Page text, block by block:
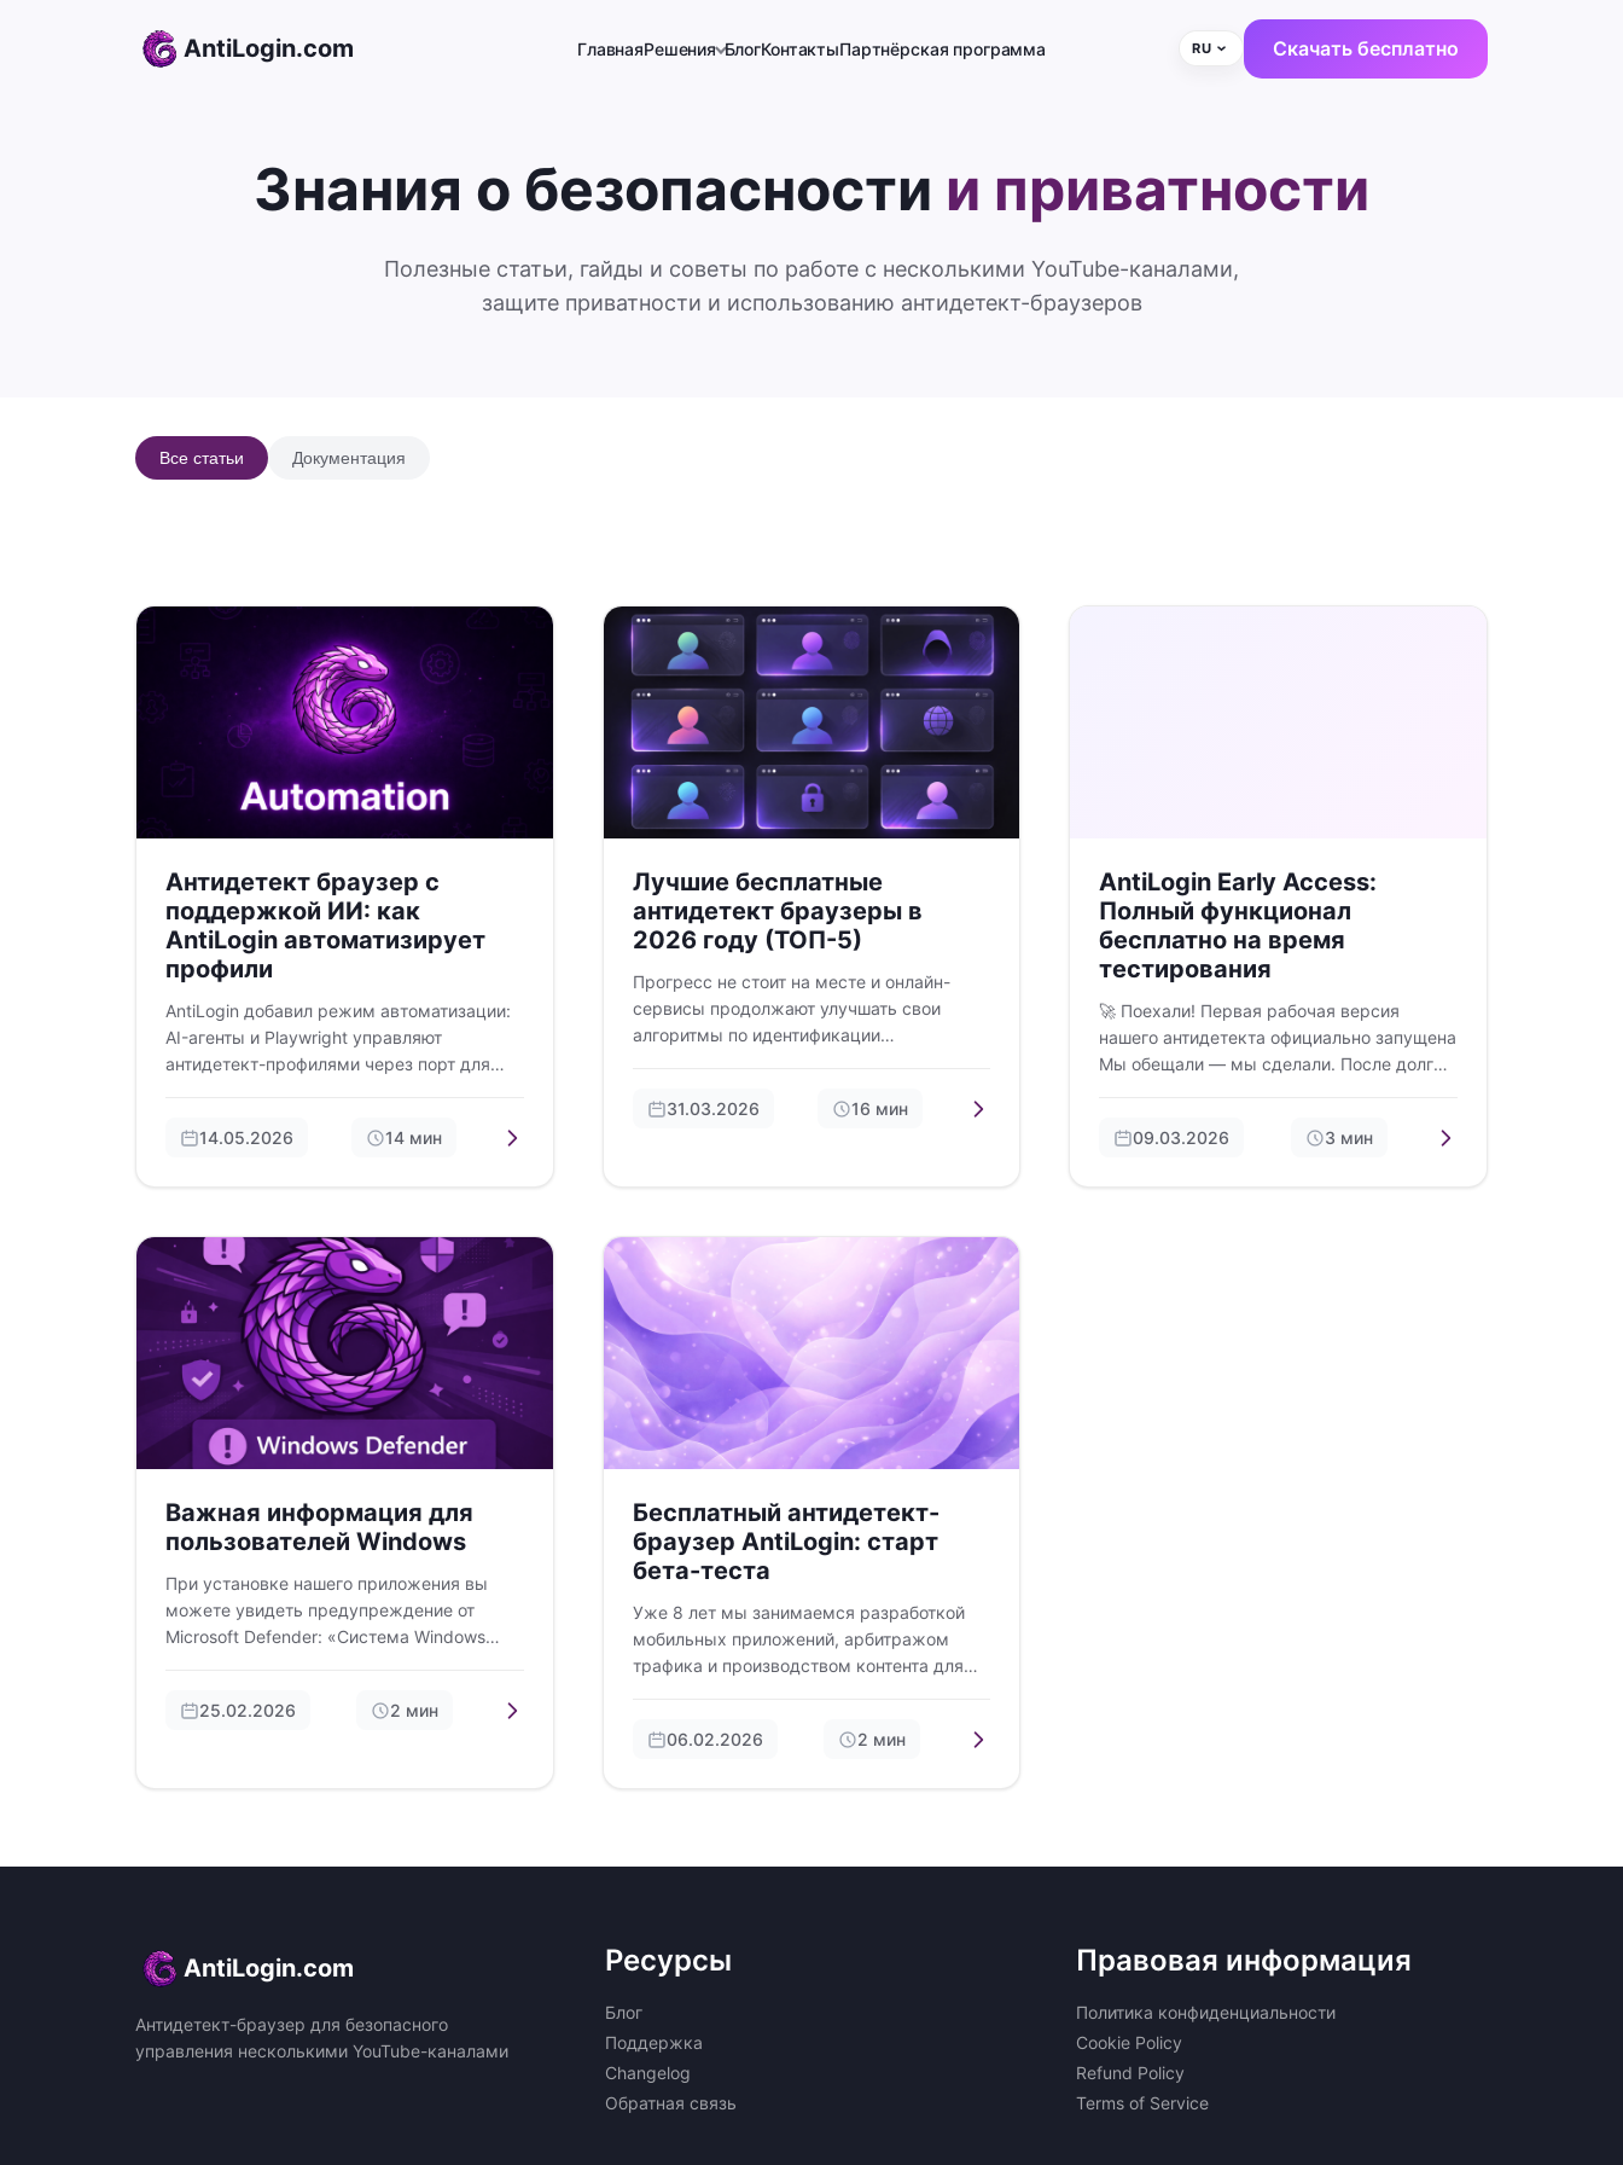
AntiLogin.com ГлавнаяРешения БлогКонтактыПартнёрская программа RU Скачать бесплатно
Знания о безопасности и приватности
Полезные статьи, гайды и советы по работе с несколькими YouTube-каналами,
защите приватности и использованию антидетект-браузеров
Все статьи Документация
Антидетект браузер с
поддержкой ИИ: как
AntiLogin автоматизирует
профили
AntiLogin добавил режим автоматизации:
AI-агенты и Playwright управляют
антидетект-профилями через порт для
14.05.2026 14 мин
Лучшие бесплатные
антидетект браузеры в
2026 году (ТОП-5)
Прогресс не стоит на месте и онлайн-
сервисы продолжают улучшать свои
алгоритмы по идентификации
31.03.2026
16 мин
AntiLogin Early Access:
Полный функционал
бесплатно на время
тестирования
🚀 Поехали! Первая рабочая версия
нашего антидетекта официально запущена
Мы обещали — мы сделали. После долгой
09.03.2026 3 мин
Важная информация для
пользователей Windows
При установке нашего приложения вы
можете увидеть предупреждение от
Microsoft Defender: «Система Windows
25.02.2026
2 мин
Бесплатный антидетект-
браузер AntiLogin: старт
бета-теста
Уже 8 лет мы занимаемся разработкой
мобильных приложений, арбитражом
трафика и производством контента для
06.02.2026
2 мин
AntiLogin.com
Антидетект-браузер для безопасного
управления несколькими YouTube-каналами
Ресурсы
Блог
Поддержка
Changelog
Обратная связь
Правовая информация
Политика конфиденциальности
Cookie Policy
Refund Policy
Terms of Service